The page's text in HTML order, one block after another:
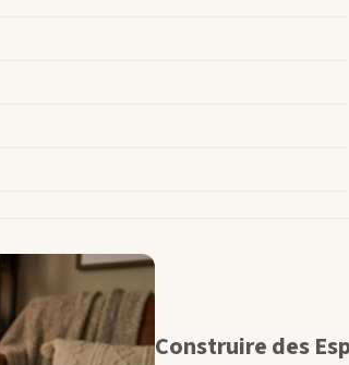
Construire des